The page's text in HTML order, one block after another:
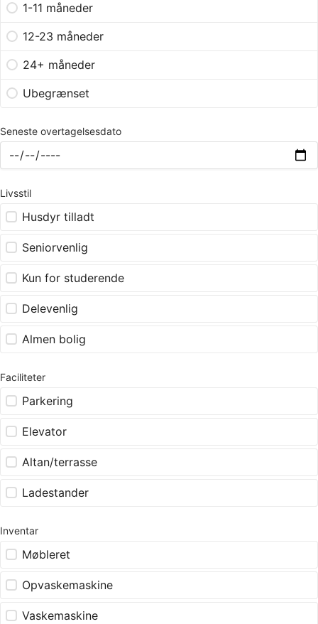
1-11 måneder
12-23 måneder
24+ måneder
Ubegrænset
Seneste overtagelsesdato
Livsstil
Husdyr tilladt
Seniorvenlig
Kun for studerende
Delevenlig
Almen bolig
Faciliteter
Parkering
Elevator
Altan/terrasse
Ladestander
Inventar
Møbleret
Opvaskemaskine
Vaskemaskine